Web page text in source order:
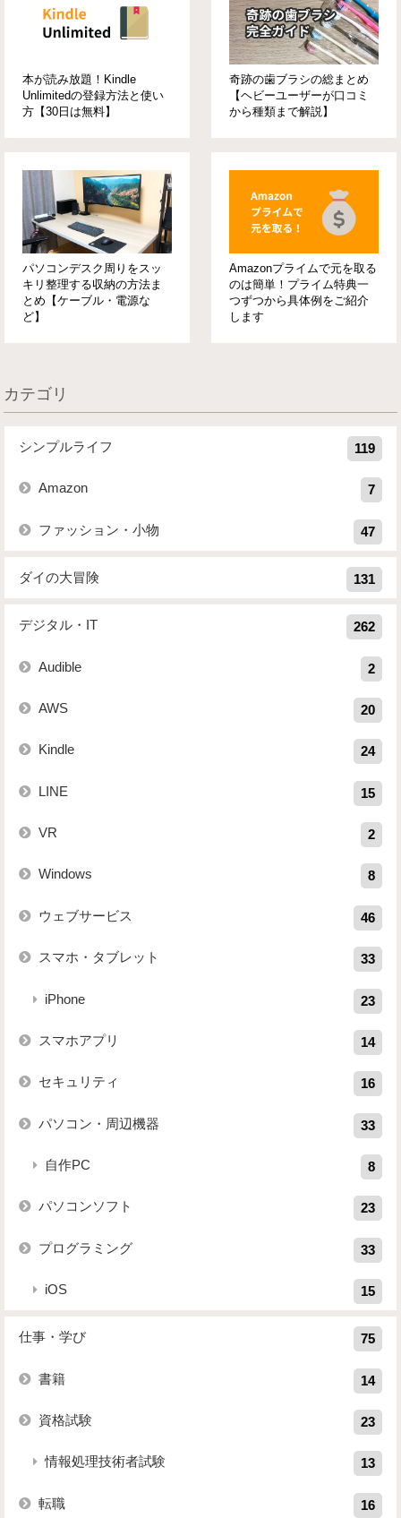
本が読み放題！Kindle
Unlimitedの登録方法と使い
方【30日は無料】
奇跡の歯ブラシの総まとめ
【ヘビーユーザーが口コミ
から種類まで解説】
パソコンデスク周りをスッ
キリ整理する収納の方法ま
とめ【ケーブル・電源な
ど】
Amazonプライムで元を取る
のは簡単！プライム特典一
つずつから具体例をご紹介
します
カテゴリ
シンプルライフ 119
Amazon 7
ファッション・小物 47
ダイの大冒険 131
デジタル・IT 262
Audible 2
AWS 20
Kindle 24
LINE 15
VR 2
Windows 8
ウェブサービス 46
スマホ・タブレット 33
iPhone 23
スマホアプリ 14
セキュリティ 16
パソコン・周辺機器 33
自作PC 8
パソコンソフト 23
プログラミング 33
iOS 15
仕事・学び 75
書籍 14
資格試験 23
情報処理技術者試験 13
転職 16